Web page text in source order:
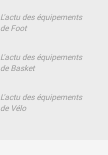
L'actu des équipements
de Foot
L'actu des équipements
de Basket
L'actu des équipements
de Vélo